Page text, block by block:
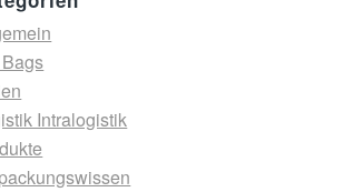
Intralogistik